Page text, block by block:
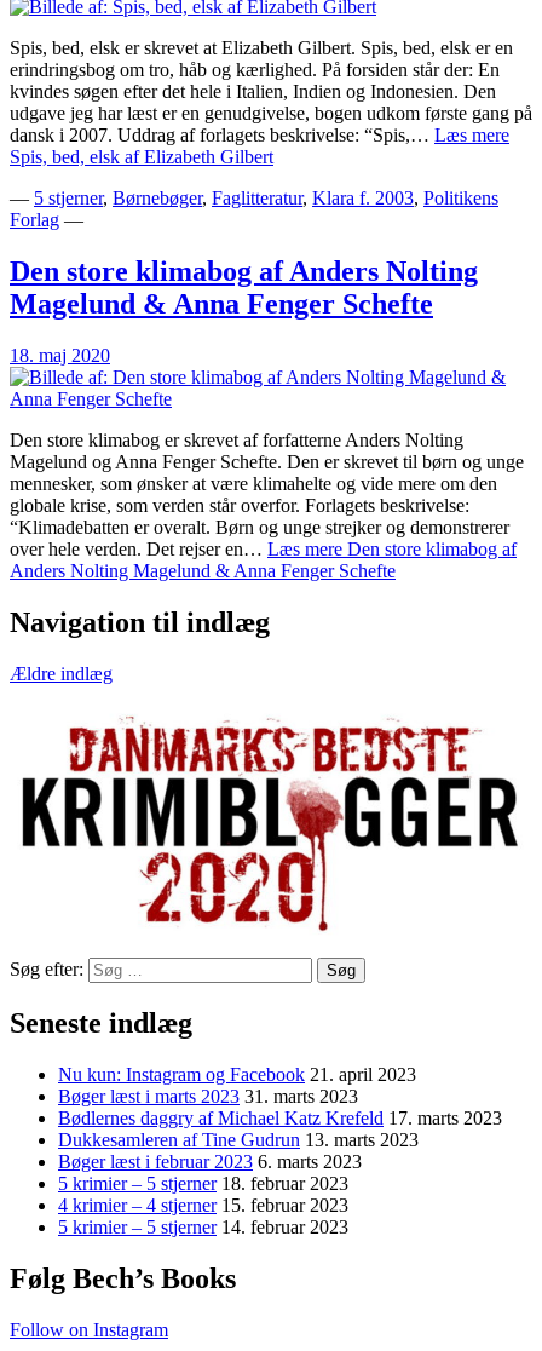
Spis, bed, elsk er skrevet at Elizabeth Gilbert. Spis, bed, elsk er en
erindringsbog om tro, håb og kærlighed. På forsiden står der: En
kvindes søgen efter det hele i Italien, Indien og Indonesien. Den
udgave jeg har læst er en genudgivelse, bogen udkom første gang på
dansk i 2007. Uddrag af forlagets beskrivelse: “Spis,… Læs mere
Spis, bed, elsk af Elizabeth Gilbert
— 5 stjerner, Børnebøger, Faglitteratur, Klara f. 2003, Politikens
Forlag —
Den store klimabog af Anders Nolting
Magelund & Anna Fenger Schefte
18. maj 2020
Den store klimabog er skrevet af forfatterne Anders Nolting
Magelund og Anna Fenger Schefte. Den er skrevet til børn og unge
mennesker, som ønsker at være klimahelte og vide mere om den
globale krise, som verden står overfor. Forlagets beskrivelse:
“Klimadebatten er overalt. Børn og unge strejker og demonstrerer
over hele verden. Det rejser en… Læs mere Den store klimabog af
Anders Nolting Magelund & Anna Fenger Schefte
Navigation til indlæg
Ældre indlæg
Søg efter:
Seneste indlæg
Nu kun: Instagram og Facebook 21. april 2023
Bøger læst i marts 2023 31. marts 2023
Bødlernes daggry af Michael Katz Krefeld 17. marts 2023
Dukkesamleren af Tine Gudrun 13. marts 2023
Bøger læst i februar 2023 6. marts 2023
5 krimier – 5 stjerner 18. februar 2023
4 krimier – 4 stjerner 15. februar 2023
5 krimier – 5 stjerner 14. februar 2023
Følg Bech’s Books
Follow on Instagram